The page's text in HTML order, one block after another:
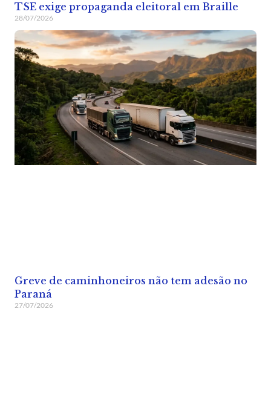
TSE exige propaganda eleitoral em Braille
28/07/2026
Greve de caminhoneiros não tem adesão no
Paraná
27/07/2026